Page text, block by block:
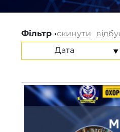
Фільтр ·скинути
Дата